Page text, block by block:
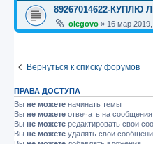
89267014622-
olegovo » 16 мар
Вернуться к списку форумов
ПРАВА ДОСТУПА
Вы не можете начинать темы
Вы не можете отвечать на сообщения
Вы не можете редактировать свои
Вы не можете удалять свои